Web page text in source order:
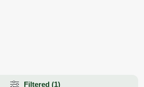
Filtered (1)